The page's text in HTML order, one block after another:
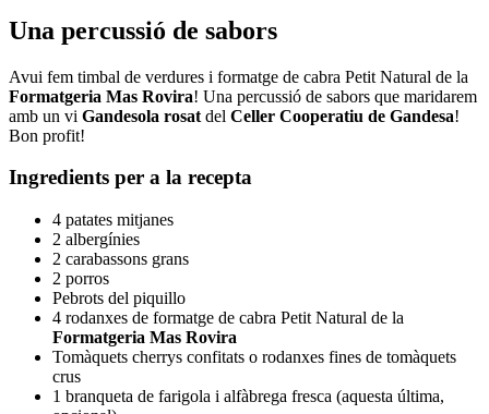
Una percussió de sabors
Avui fem timbal de verdures i formatge de cabra Petit Natural de la
Formatgeria Mas Rovira! Una percussió de sabors que maridarem
amb un vi Gandesola rosat del Celler Cooperatiu de Gandesa!
Bon profit!
Ingredients per a la recepta
4 patates mitjanes
2 albergínies
2 carabassons grans
2 porros
Pebrots del piquillo
4 rodanxes de formatge de cabra Petit Natural de la
Formatgeria Mas Rovira
Tomàquets cherrys confitats o rodanxes fines de tomàquets
crus
1 branqueta de farigola i alfàbrega fresca (aquesta última,